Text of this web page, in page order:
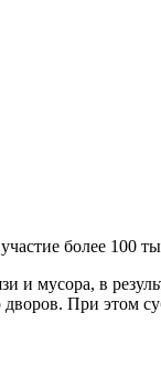
более 100
и мусора, в
При этом